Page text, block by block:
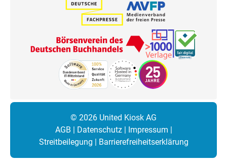
© 2026 United Kiosk AG
AGB | Datenschutz| Impressum |
Streitbeilegung | Barrierefreiheitserklärung